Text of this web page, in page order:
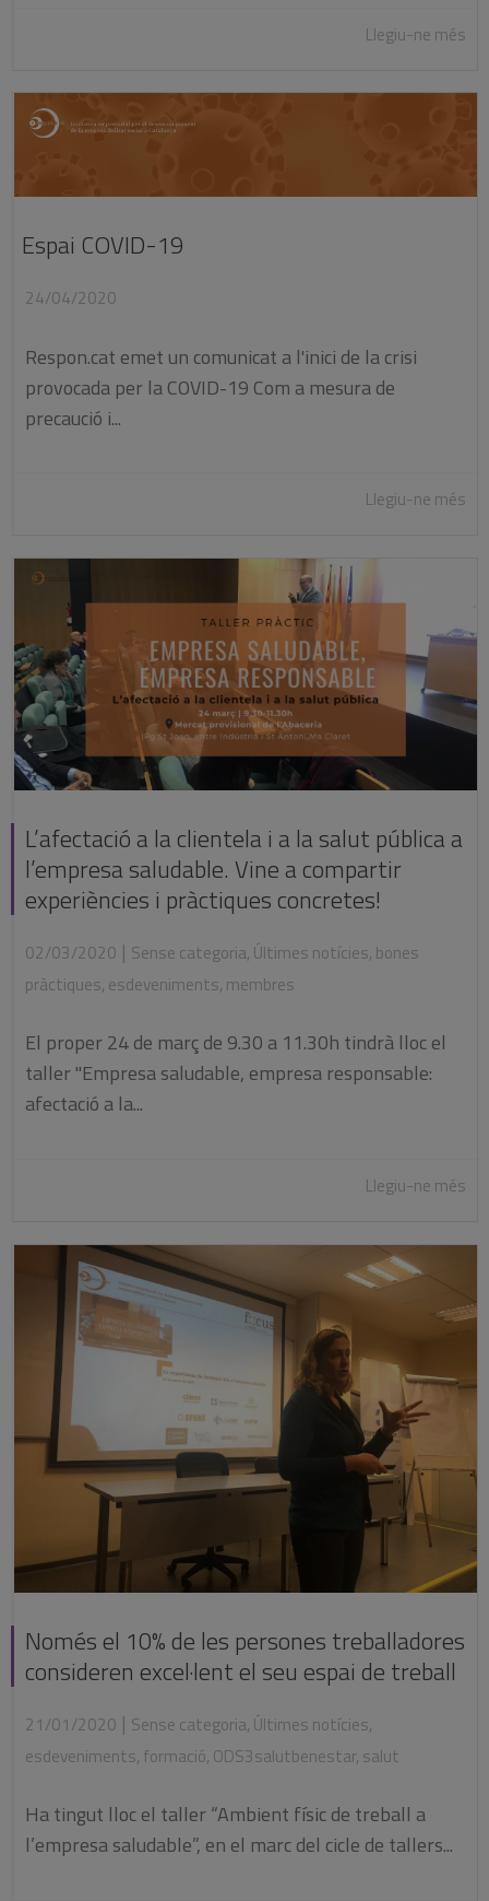
Llegiu-ne més
Espai COVID-19
24/04/2020
Respon.cat emet un comunicat a l'inici de la crisi
provocada per la COVID-19 Com a mesura de
precaució i...
Llegiu-ne més
L’afectació a la clientela i a la salut pública a
l’empresa saludable. Vine a compartir
experiències i pràctiques concretes!
02/03/2020 | Sense categoria, Últimes notícies, bones
pràctiques, esdeveniments, membres
El proper 24 de març de 9.30 a 11.30h tindrà lloc el
taller "Empresa saludable, empresa responsable:
afectació a la...
Llegiu-ne més
Només el 10% de les persones treballadores
consideren excel·lent el seu espai de treball
21/01/2020 | Sense categoria, Últimes notícies,
esdeveniments, formació, ODS3salutbenestar, salut
Ha tingut lloc el taller “Ambient físic de treball a
l’empresa saludable”, en el marc del cicle de tallers...